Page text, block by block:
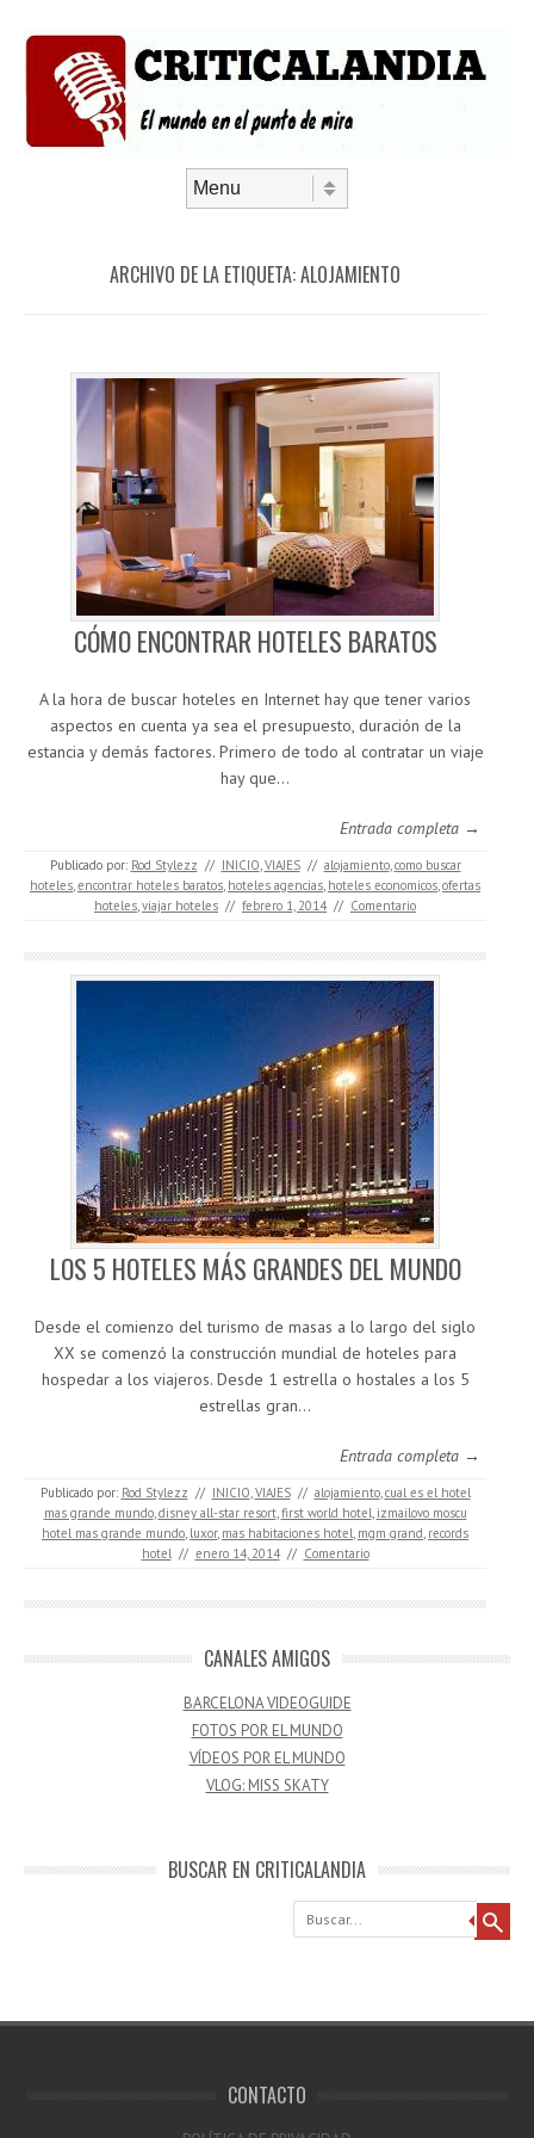
ARCHIVO DE LA ETIQUETA:ALOJAMIENTO
CÓMO ENCONTRAR HOTELES BARATOS
A la hora de buscar hoteles en Internet hay que tener varios
aspectos en cuenta ya sea el presupuesto, duración de la
estancia y demás factores. Primero de todo al contratar un viaje
hay que…
Entrada completa →
Publicado por: Rod Stylezz // INICIO,VIAJES // alojamiento,como buscar
hoteles,encontrar hoteles baratos, hoteles agencias, hoteles economicos,ofertas
hoteles,viajar hoteles // febrero 1, 2014 // Comentario
LOS 5 HOTELES MÁS GRANDES DEL MUNDO
Desde el comienzo del turismo de masas a lo largo del siglo
XX se comenzó la construcción mundial de hoteles para
hospedar a los viajeros. Desde 1 estrella o hostales a los 5
estrellas gran…
Entrada completa →
Publicado por: Rod Stylezz // INICIO,VIAJES // alojamiento,cual es el hotel
mas grande mundo,disney all-star resort,first world hotel, izmailovo moscu
hotel mas grande mundo, luxor, mas habitaciones hotel, mgm grand, records
hotel // enero 14, 2014 // Comentario
CANALES AMIGOS
BARCELONA VIDEOGUIDE
FOTOS POR EL MUNDO
VÍDEOS POR EL MUNDO
VLOG: MISS SKATY
BUSCAR EN CRITICALANDIA
Buscar
CONTACTO